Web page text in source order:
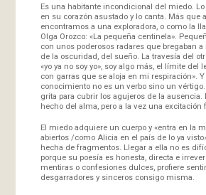
Es una habitante incondicional del miedo.
en su corazón asustado y lo canta. Más que
encontramos a una exploradora, o como la
Olga Orozco: «La pequeña centinela».
con unos poderosos radares que bregaban
de la oscuridad, del sueño. La travesía del
«yo ya no soy yo», soy algo más, el límite del
con garras que se aloja en mi respiración».
conocimiento no es un verbo sino un
grita para cubrir los agujeros de la ausencia.
hecho del alma, pero a la vez una excitación
El miedo adquiere un cuerpo y «entra en la
abiertos /como Alicia en el país de lo ya
hecha de fragmentos. Llegar a ella no es
porque su poesía es honesta, directa e
mentiras o confesiones dulces, profiere
desgarradores y sinceros consigo misma.